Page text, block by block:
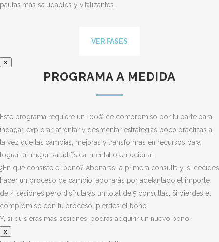
pautas más saludables y vitalizantes.
VER FASES
×
PROGRAMA A MEDIDA
Este programa requiere un 100% de compromiso por tu parte para
indagar, explorar, afrontar y desmontar estrategias poco prácticas a
la vez que las cambias, mejoras y transformas en recursos para
lograr un mejor salud física, mental o emocional.
¿En qué consiste el bono? Abonarás la primera consulta y, si decides
hacer un proceso de cambio, abonarás por adelantado el importe
de 4 sesiones pero disfrutarás un total de 5 consultas. Si pierdes el
compromiso con tu proceso, pierdes el bono.
Y, si quisieras más sesiones, podrás adquirir un nuevo bono.
x